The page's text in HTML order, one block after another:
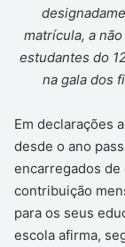
matrícula, a
estudantes do
na gala dos
Em declarações
desde o ano
encarregados de
contribuição
para os seus
escola afirma,